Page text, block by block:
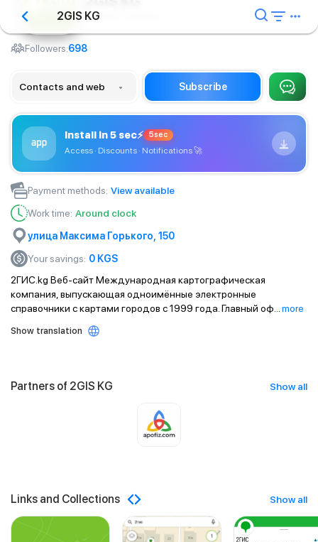
2GIS KGGeodesic company
Followers:698
Contacts and web Subscribe
Install in 5 sec⚡ 5sec
Access · Discounts · Notifications🚀
Payment methods: View available
Work time: Around clock
​улица Максима Горького, 150
Your savings: 0 KGS
2ГИС.kg Веб-сайт Международная картографическая
компания, выпускающая одноимённые электронные
справочники с картами городов с 1999 года. Главный оф
more
Show translation
Partners of 2GIS KG Show all
Links and Collections Show all